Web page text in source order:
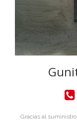
Gracias al